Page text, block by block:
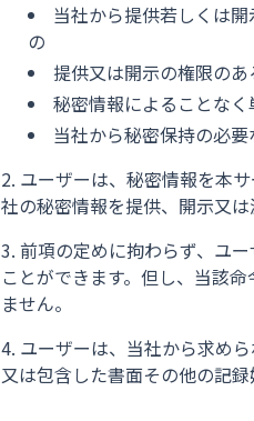
当社から提供若しくは
の
提供又は開示の権限の
秘密情報によることな
当社から秘密保持の必
ユーザーは、秘密情報を本
社の秘密情報を提供、開示又は
前項の定めに拘わらず、ユ
ことができます。但し、当該
ません。
ユーザーは、当社から求め
又は包含した書面その他の記